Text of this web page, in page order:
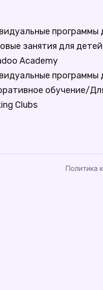
программы
занятия для детей
Academy
программы
обучение/
Clubs
Политика